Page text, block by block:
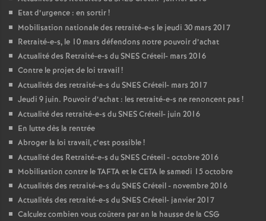
Etat d’urgence : en sortir!
Mobilisation nationale des retraité-e-s le jeudi 30 mars 2017
Retraité-e-s, le 10 mars défendons notre pouvoir d’achat
Actualité des Retraité-e-s duSNESCréteil- mars 2016
Contre le projet de loi travail!
Actualités des retraité-e-s duSNESCréteil- mars 2017
Jeudi 9 juin. Pouvoir d’achat : les retraité-e-s ne renoncent pas !
Actualité des retraité-e-s duSNESCréteil- juin 2016
En lutte dès la rentrée
Abroger la loi travail, c’est possible!
Actualité des Retraité-e-s duSNESCréteil - octobre 2016
Mobilisation contre leTAFTAet leCETA le samedi 15 octobre
Actualités des retraité-e-s duSNESCréteil - novembre 2016
Actualités des retraité-e-s duSNESCréteil- janvier 2017
Calculez combien vous coûtera par an la hausse de la CSG